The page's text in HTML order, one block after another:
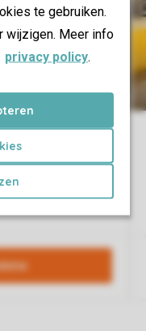
te gebruiken.
wijzigen. Meer info
privacy policy.